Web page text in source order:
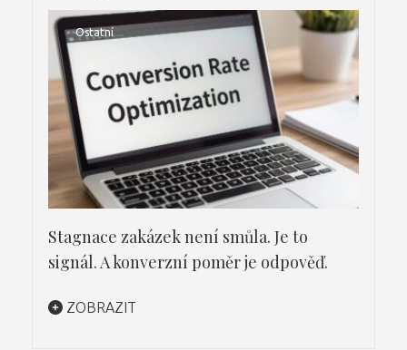
Ostatní
Stagnace zakázek není smůla. Je to
signál. A konverzní poměr je odpověď.
ZOBRAZIT